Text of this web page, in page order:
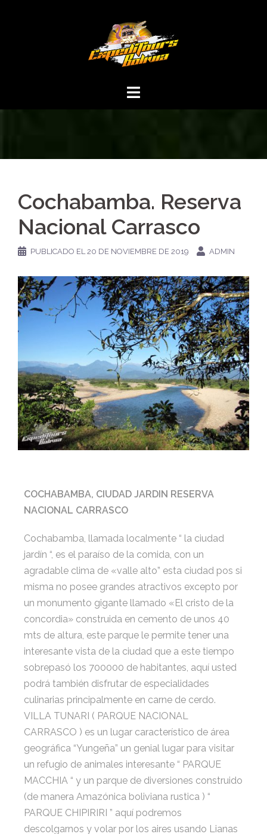
Cochabamba. Reserva
Nacional Carrasco
PUBLICADO EL20 DE NOVIEMBRE DE 2019 ADMIN
COCHABAMBA, CIUDAD JARDIN RESERVA
NACIONAL CARRASCO
Cochabamba, llamada localmente “ la ciudad
jardín “, es el paraíso de la comida, con un
agradable clima de «valle alto” esta ciudad pos si
misma no posee grandes atractivos excepto por
un monumento gigante llamado «El cristo de la
concordia» construida en cemento de unos 40
mts de altura, este parque le permite tener una
interesante vista de la ciudad que a este tiempo
sobrepasó los 700000 de habitantes, aquí usted
podrá también disfrutar de especialidades
culinarias principalmente en carne de cerdo.
VILLA TUNARI ( PARQUE NACIONAL
CARRASCO ) es un lugar característico de área
geográfica “Yungeña” un genial lugar para visitar
un refugio de animales interesante “ PARQUE
MACCHIA “ y un parque de diversiones construido
(de manera Amazónica boliviana rustica ) “
PARQUE CHIPIRIRI ” aquí podremos
descolgarnos y volar por los aires usando Lianas